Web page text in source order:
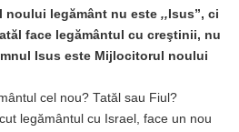
noului legământ nu este ,, Isus”, ci
face legământul cu creştinii, nu
Isus este Mijlocitorul noului
cel nou? Tatăl sau Fiul?
legământul cu Israel, face un nou